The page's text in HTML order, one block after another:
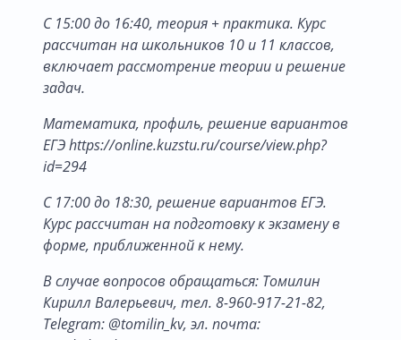
С 15:00 до 16:40, теория + практика. Курс
рассчитан на школьников 10 и 11 классов,
включает рассмотрение теории и решение
задач.
Математика, профиль, решение вариантов
ЕГЭ https://online.kuzstu.ru/course/view.php?
id=294
С 17:00 до 18:30, решение вариантов ЕГЭ.
Курс рассчитан на подготовку к экзамену в
форме, приближенной к нему.
В случае вопросов обращаться: Томилин
Кирилл Валерьевич, тел. 8-960-917-21-82,
Telegram: @tomilin_kv, эл. почта: